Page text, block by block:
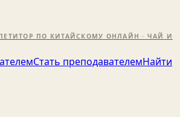
ПО КИТАЙСКОМУ ОНЛАЙН · ЧАЙ И
Стать преподавателемНайти